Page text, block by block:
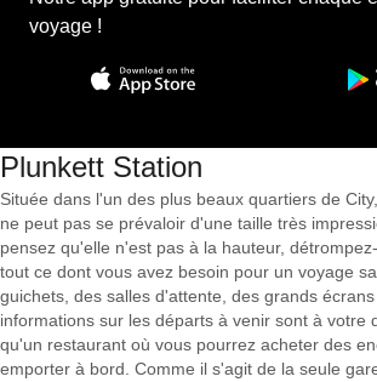
voyage !
Plunkett Station
Située dans l'un des plus beaux quartiers de
ne peut pas se prévaloir d'une taille très
pensez qu'elle n'est pas à la hauteur,
tout ce dont vous avez besoin pour un voyage
guichets, des salles d'attente, des grands
informations sur les départs à venir sont à votre
qu'un restaurant où vous pourrez acheter des
emporter à bord. Comme il s'agit de la seule